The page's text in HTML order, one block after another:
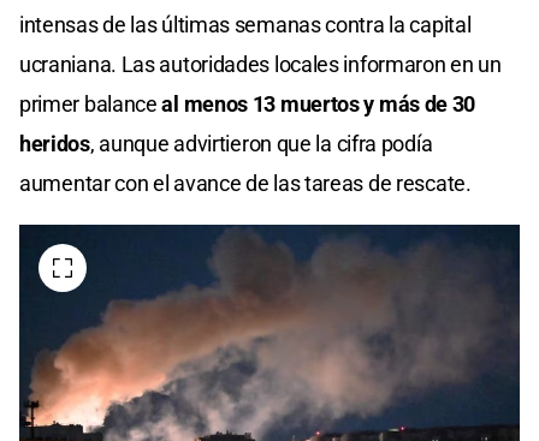
intensas de las últimas semanas contra la capital
ucraniana. Las autoridades locales informaron en un
primer balanceal menos 13 muertos y más de 30
heridos, aunque advirtieron que la cifra podía
aumentar con el avance de las tareas de rescate.